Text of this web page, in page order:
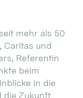
mehr als 50
Caritas und
Referentin
beim
in die
die Zukunft